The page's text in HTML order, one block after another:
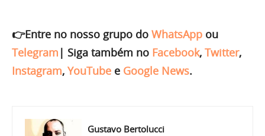
👉Entre no nosso grupo do WhatsApp ou
Telegram | Siga também no Facebook, Twitter,
Instagram, YouTube e Google News.
Gustavo Bertolucci